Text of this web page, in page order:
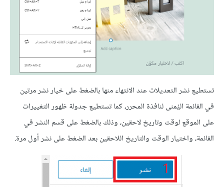
تستطيع نشر التعديلات عند الانتهاء منها بالضغط على خيار نشر مرتين
في القائمة اليُمنى لنافذة المحرر، كما تستطيع جدولة ظهور التغييرات
على الموقع لوقت وتاريخ لاحقين، وذلك بالضغط على قسم النشر في
القائمة، واختيار الوقت والتاريخ اللاحقين بعد الضغط على نشر أول مرة.